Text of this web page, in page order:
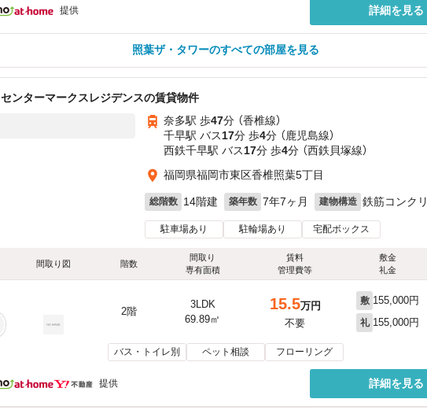
提供 詳細を見る
照葉ザ・タワーのすべての部屋を見る
センターマークスレジデンスの賃貸物件
奈多駅 歩47分 （香椎線）
千早駅 バス17分 歩4分 （鹿児島線）
西鉄千早駅 バス17分 歩4分 （西鉄貝塚線）
福岡県福岡市東区香椎照葉5丁目
総階数 14階建 築年数 7年7ヶ月 建物構造 鉄筋コンク
駐車場あり 駐輪場あり 宅配ボックス
間取り図 階数
間取り
専有面積
賃料
管理費等
敷金
礼金
2階
3LDK
69.89㎡
15.5万円
不要
敷 155,000円
礼 155,000円
バス・トイレ別 ペット相談 フローリング
提供 詳細を見る